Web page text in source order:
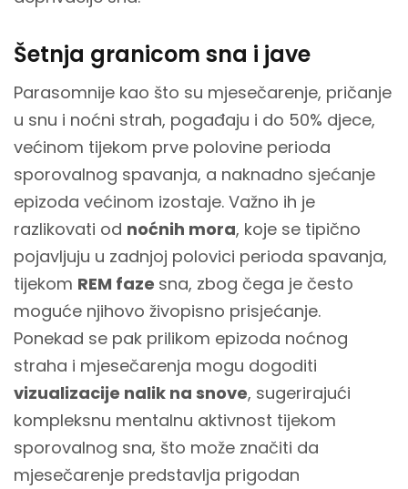
Šetnja granicom sna i jave
Parasomnije kao što su mjesečarenje, pričanje
u snu i noćni strah, pogađaju i do 50% djece,
većinom tijekom prve polovine perioda
sporovalnog spavanja, a naknadno sjećanje
epizoda većinom izostaje. Važno ih je
razlikovati od noćnih mora, koje se tipično
pojavljuju u zadnjoj polovici perioda spavanja,
tijekom REM faze sna, zbog čega je često
moguće njihovo živopisno prisjećanje.
Ponekad se pak prilikom epizoda noćnog
straha i mjesečarenja mogu dogoditi
vizualizacije nalik na snove, sugerirajući
kompleksnu mentalnu aktivnost tijekom
sporovalnog sna, što može značiti da
mjesečarenje predstavlja prigodan